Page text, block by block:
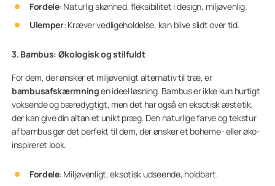
Fordele: Naturlig skønhed, fleksibilitet i design, miljøvenlig.
Ulemper: Kræver vedligeholdelse, kan blive slidt over tid.
3. Bambus: Økologisk og stilfuldt
For dem, der ønsker et miljøvenligt alternativ til træ, er
bambusafskærmningen ideel løsning. Bambus er ikke kun hurtigt
voksende og bæredygtigt, men det har også en eksotisk æstetik,
der kan give din altan et unikt præg. Den naturlige farve og tekstur
af bambus gør det perfekt til dem, der ønsker et boheme- eller øko-
inspireret look.
Fordele: Miljøvenligt, eksotisk udseende, holdbart.